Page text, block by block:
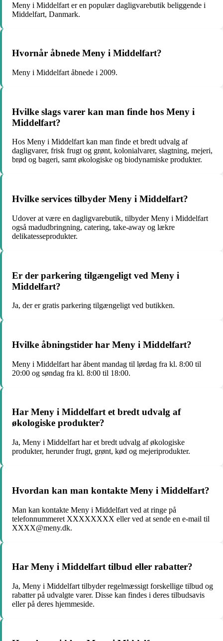
Meny i Middelfart er en populær dagligvarebutik beliggende i
Middelfart, Danmark.
Hvornår åbnede Meny i Middelfart?
Meny i Middelfart åbnede i 2009.
Hvilke slags varer kan man finde hos Meny i
Middelfart?
Hos Meny i Middelfart kan man finde et bredt udvalg af
dagligvarer, frisk frugt og grønt, kolonialvarer, slagtning, mejeri,
brød og bageri, samt økologiske og biodynamiske produkter.
Hvilke services tilbyder Meny i Middelfart?
Udover at være en dagligvarebutik, tilbyder Meny i Middelfart
også madudbringning, catering, take-away og lækre
delikatesseprodukter.
Er der parkering tilgængeligt ved Meny i
Middelfart?
Ja, der er gratis parkering tilgængeligt ved butikken.
Hvilke åbningstider har Meny i Middelfart?
Meny i Middelfart har åbent mandag til lørdag fra kl. 8:00 til
20:00 og søndag fra kl. 8:00 til 18:00.
Har Meny i Middelfart et bredt udvalg af
økologiske produkter?
Ja, Meny i Middelfart har et bredt udvalg af økologiske
produkter, herunder frugt, grønt, kød og mejeriprodukter.
Hvordan kan man kontakte Meny i Middelfart?
Man kan kontakte Meny i Middelfart ved at ringe på
telefonnummeret XXXXXXXX eller ved at sende en e-mail til
XXXX@meny.dk.
Har Meny i Middelfart tilbud eller rabatter?
Ja, Meny i Middelfart tilbyder regelmæssigt forskellige tilbud og
rabatter på udvalgte varer. Disse kan findes i deres tilbudsavis
eller på deres hjemmeside.